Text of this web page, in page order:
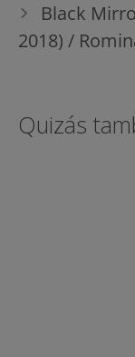
Black
2018) /
Quizás